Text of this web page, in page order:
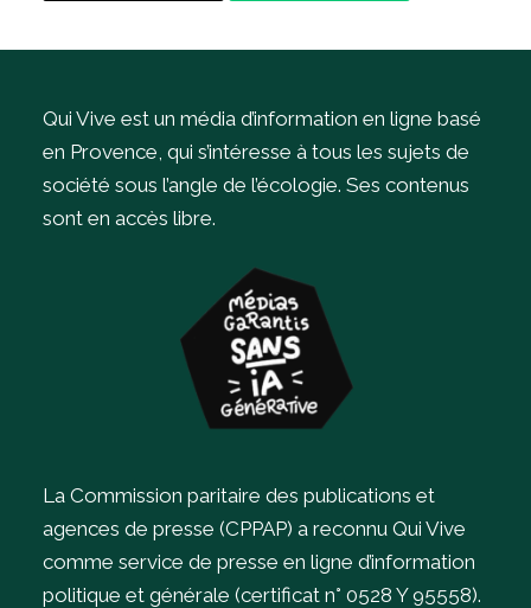
Qui Vive est un média d’information en ligne basé
en Provence, qui s’intéresse à tous les sujets de
société sous l’angle de l’écologie. Ses contenus
sont en accès libre.
La Commission paritaire des publications et
agences de presse (CPPAP) a reconnu Qui Vive
comme service de presse en ligne d’information
politique et générale (certificat n° 0528 Y 95558).